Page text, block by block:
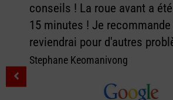
conseils ! La roue avant a
15 minutes ! Je
reviendrai pour d'autres
Stephane Keomanivong